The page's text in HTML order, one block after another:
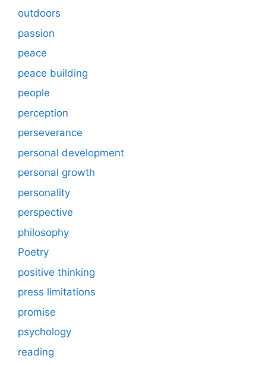
outdoors
passion
peace
peace building
people
perception
perseverance
personal development
personal growth
personality
perspective
philosophy
Poetry
positive thinking
press limitations
promise
psychology
reading